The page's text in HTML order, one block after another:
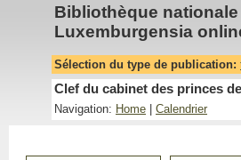
Bibliothèque
Luxemburgensia
Sélection du type de publication:
Clef du cabinet des princes
Navigation: Home Calendrier